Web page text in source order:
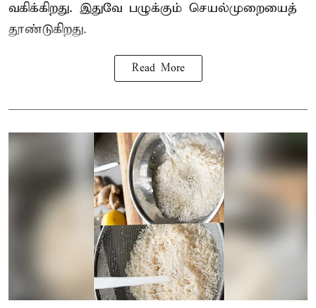
வகிக்கிறது. இதுவே பழுக்கும் செயல்முறையைத்
தூண்டுகிறது.
Read More